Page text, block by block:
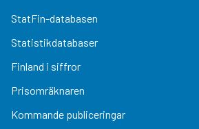
StatFin-databasen
Statistikdatabaser
Finland i siffror
Prisomräknaren
Kommande publiceringar